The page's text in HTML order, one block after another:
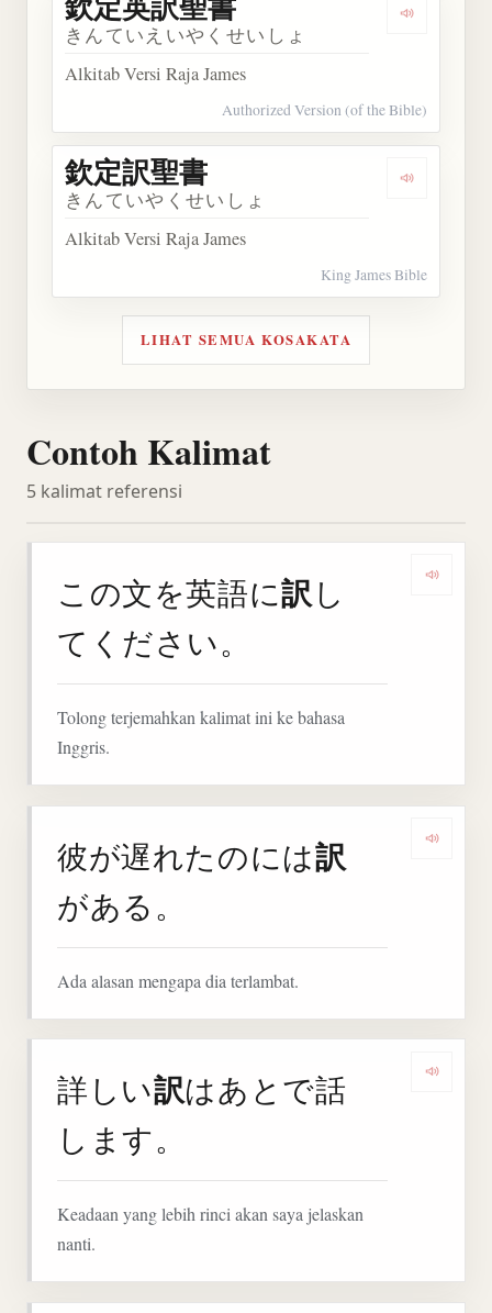
Dengarkan
きんていえいやくせいしょ
Alkitab Versi Raja James
Authorized Version (of the Bible)
Dengarkan
欽定訳聖書
きんていやくせいしょ
Alkitab Versi Raja James
King James Bible
LIHAT SEMUA KOSAKATA
Contoh Kalimat
5 kalimat referensi
この文を英語に訳し
てください。
Tolong terjemahkan kalimat ini ke bahasa
Inggris.
彼が遅れたのには訳
がある。
Ada alasan mengapa dia terlambat.
詳しい訳はあとで話
します。
Keadaan yang lebih rinci akan saya jelaskan
nanti.